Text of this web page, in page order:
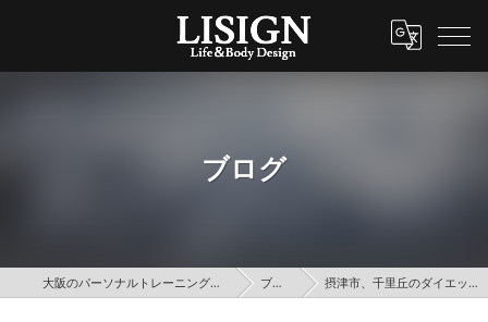
ブログ
大阪のパーソナルトレーニングはLISIGN ブログ 摂津市、千里丘のダイエットジム